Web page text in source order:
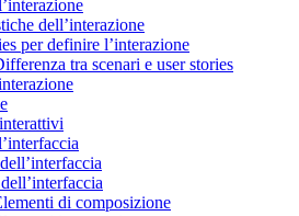
dell’interazione
per definire l’interazione
tra scenari e user stories
di composizione